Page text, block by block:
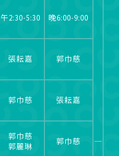
午2:30-5:30
張耘嘉
郭巾慈
郭巾慈
郭麗琳
晚6:00-9:00
郭巾慈
張耘嘉
郭巾慈